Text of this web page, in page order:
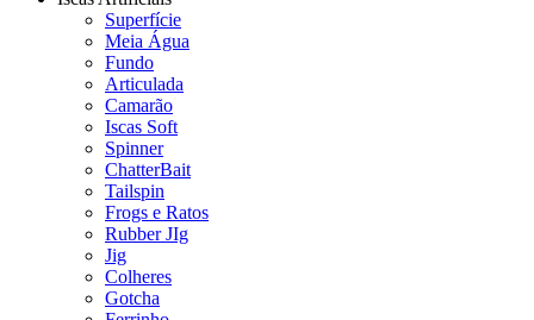
Superfície
Meia Água
Fundo
Articulada
Camarão
Iscas Soft
Spinner
ChatterBait
Tailspin
Frogs e Ratos
Rubber JIg
Jig
Colheres
Gotcha